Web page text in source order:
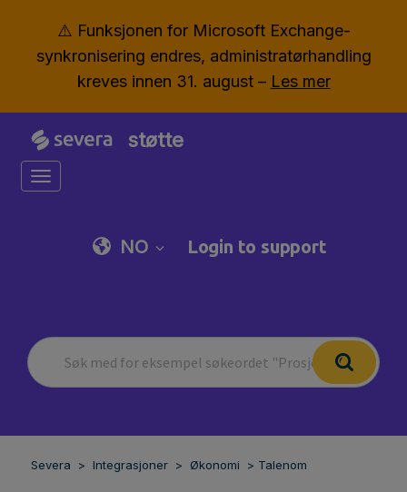
⚠️ Funksjonen for Microsoft Exchange-
synkronisering endres, administratørhandling
kreves innen 31. august – Les mer
støtte
Toggle navigation
NO Login to support
Severa Integrasjoner Økonomi Talenom